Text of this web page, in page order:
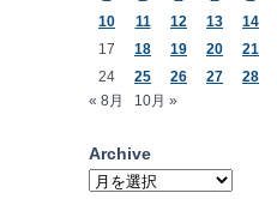
10
11 12 13 14
17
18 19 20 21
24
25 26 27 28
« 8月
10月 »
Archive
Archive